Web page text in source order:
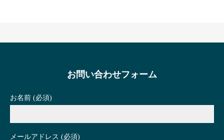
お問い合わせフォーム
お名前 (必須)
メールアドレス (必須)